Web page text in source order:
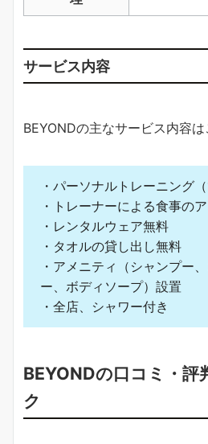
サービス内容
BEYONDの主なサービス内容は
・パーソナルトレーニング（
・トレーナーによる食事の
・レンタルウェア無料
・タオルの貸し出し無料
・アメニティ（シャンプー
ー、ボディソープ）設置
・全店、シャワー付き
BEYONDの口コミ・評
ク